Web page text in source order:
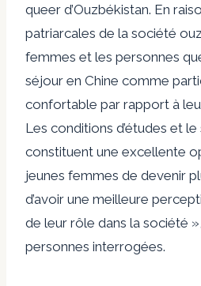
queer d’Ouzbékistan. En
patriarcales de la société
femmes et les personnes
séjour en Chine comme
confortable par rapport à
Les conditions d’études et
constituent une excellente
jeunes femmes de devenir
d’avoir une meilleure
de leur rôle dans la société
personnes interrogées.